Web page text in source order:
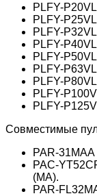
PLFY-
PLFY-
PLFY-
PLFY-
PLFY-
PLFY-
PLFY-
PLFY-
PLFY-
Совместимые
PAR-
PAC-
(MA).
PAR-